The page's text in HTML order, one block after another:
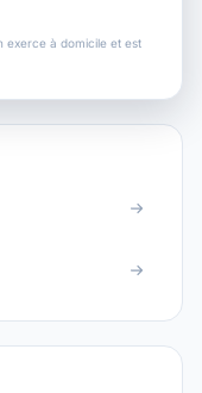
exerce à domicile et est